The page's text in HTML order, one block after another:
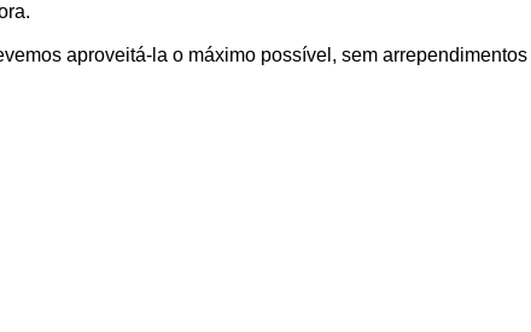
aproveitá-la o máximo possível, sem arrependimentos